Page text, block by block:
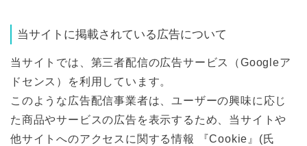
当サイトに掲載されている広告について
当サイトでは、第三者配信の広告サービス（Googleア
ドセンス）を利用しています。
このような広告配信事業者は、ユーザーの興味に応じ
た商品やサービスの広告を表示するため、当サイトや
他サイトへのアクセスに関する情報 『Cookie』(氏